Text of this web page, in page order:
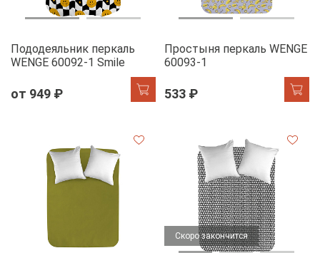
Пододеяльник перкаль
WENGE 60092-1 Smile
от 949 ₽
Простыня перкаль WENGE
60093-1
533 ₽
Скоро закончится